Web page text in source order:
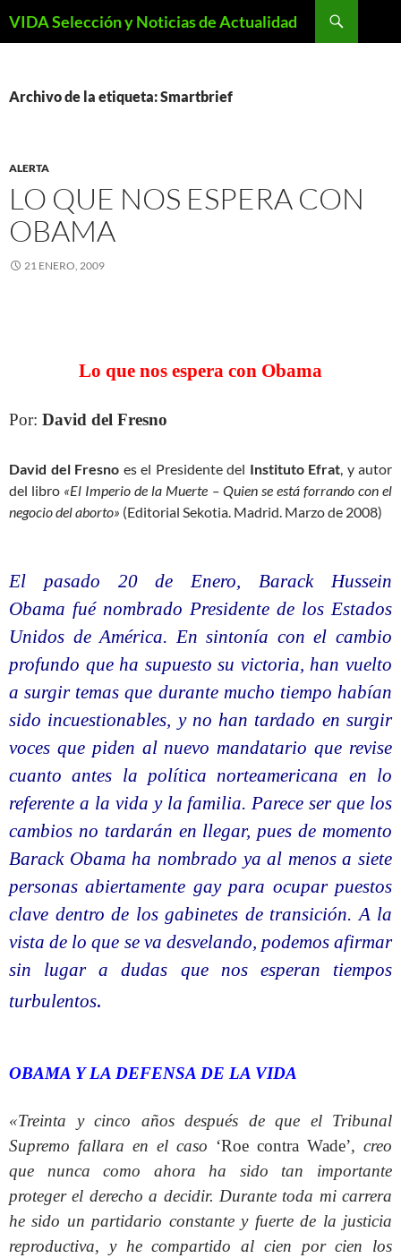
VIDA Selección y Noticias de Actualidad
Archivo de la etiqueta: Smartbrief
ALERTA
LO QUE NOS ESPERA CON
OBAMA
21 ENERO, 2009
Lo que nos espera con Obama
Por: David del Fresno
David del Fresno es el Presidente del Instituto Efrat, y autor
del libro «El Imperio de la Muerte – Quien se está forrando con el
negocio del aborto» (Editorial Sekotia. Madrid. Marzo de 2008)
El pasado 20 de Enero, Barack Hussein
Obama fué nombrado Presidente de los Estados
Unidos de América. En sintonía con el cambio
profundo que ha supuesto su victoria, han vuelto
a surgir temas que durante mucho tiempo habían
sido incuestionables, y no han tardado en surgir
voces que piden al nuevo mandatario que revise
cuanto antes la política norteamericana en lo
referente a la vida y la familia. Parece ser que los
cambios no tardarán en llegar, pues de momento
Barack Obama ha nombrado ya al menos a siete
personas abiertamente gay para ocupar puestos
clave dentro de los gabinetes de transición. A la
vista de lo que se va desvelando, podemos afirmar
sin lugar a dudas que nos esperan tiempos
turbulentos.
OBAMA Y LA DEFENSA DE LA VIDA
«Treinta y cinco años después de que el Tribunal
Supremo fallara en el caso ‘Roe contra Wade’, creo
que nunca como ahora ha sido tan importante
proteger el derecho a decidir. Durante toda mi carrera
he sido un partidario constante y fuerte de la justicia
reproductiva, y he compartido al cien por cien los